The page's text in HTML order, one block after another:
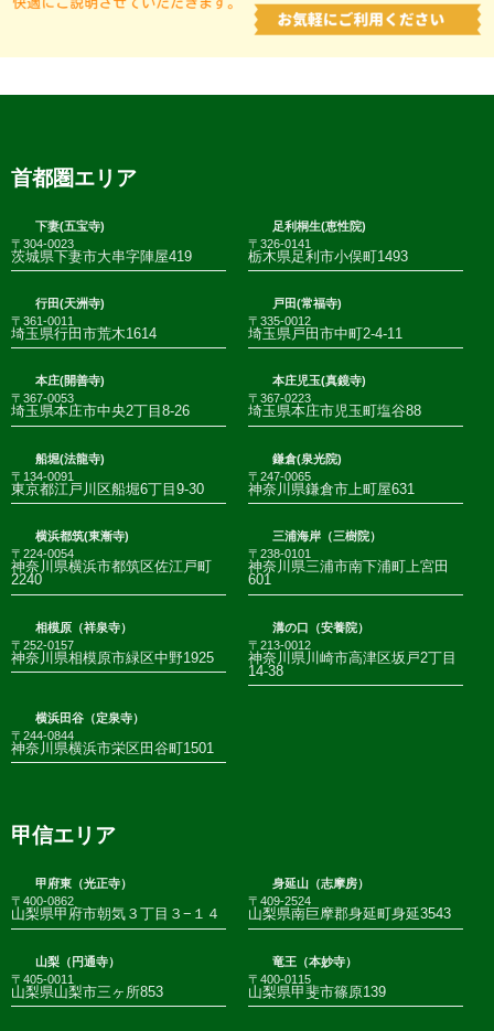
首都圏エリア
下妻(五宝寺)
〒304-0023
茨城県下妻市大串字陣屋419
足利桐生(恵性院)
〒326-0141
栃木県足利市小俣町1493
行田(天洲寺)
〒361-0011
埼玉県行田市荒木1614
戸田(常福寺)
〒335-0012
埼玉県戸田市中町2-4-11
本庄(開善寺)
〒367-0053
埼玉県本庄市中央2丁目8-26
本庄児玉(真鏡寺)
〒367-0223
埼玉県本庄市児玉町塩谷88
船堀(法龍寺)
〒134-0091
東京都江戸川区船堀6丁目9-30
鎌倉(泉光院)
〒247-0065
神奈川県鎌倉市上町屋631
横浜都筑(東漸寺)
〒224-0054
神奈川県横浜市都筑区佐江戸町
2240
三浦海岸（三樹院）
〒238-0101
神奈川県三浦市南下浦町上宮田
601
相模原（祥泉寺）
〒252-0157
神奈川県相模原市緑区中野1925
溝の口（安養院）
〒213-0012
神奈川県川崎市高津区坂戸2丁目
14-38
横浜田谷（定泉寺）
〒244-0844
神奈川県横浜市栄区田谷町1501
甲信エリア
甲府東（光正寺）
〒400-0862
山梨県甲府市朝気３丁目３−１４
身延山（志摩房）
〒409-2524
山梨県南巨摩郡身延町身延3543
山梨（円通寺）
〒405-0011
山梨県山梨市三ヶ所853
竜王（本妙寺）
〒400-0115
山梨県甲斐市篠原139